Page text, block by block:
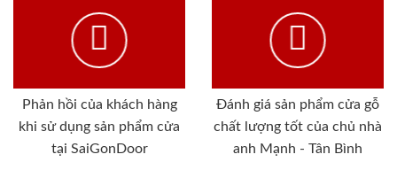
Phản hồi của khách hàng
khi sử dụng sản phẩm cửa
tại SaiGonDoor
Đánh giá sản phẩm cửa gỗ
chất lượng tốt của chủ nhà
anh Mạnh - Tân Bình